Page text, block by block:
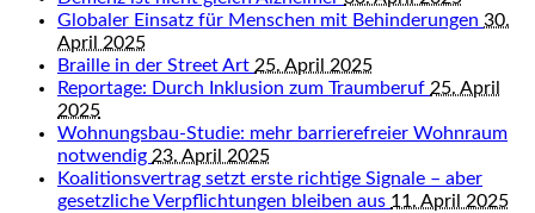
Globaler Einsatz für Menschen mit Behinderungen 30.
April 2025
Braille in der Street Art 25. April 2025
Reportage: Durch Inklusion zum Traumberuf 25. April
2025
Wohnungsbau-Studie: mehr barrierefreier Wohnraum
notwendig 23. April 2025
Koalitionsvertrag setzt erste richtige Signale – aber
gesetzliche Verpflichtungen bleiben aus 11. April 2025